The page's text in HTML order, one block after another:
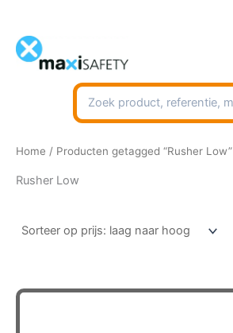
inhoud
Zoeken
naar:
Home / Producten getagged “Rusher Low”
Rusher Low